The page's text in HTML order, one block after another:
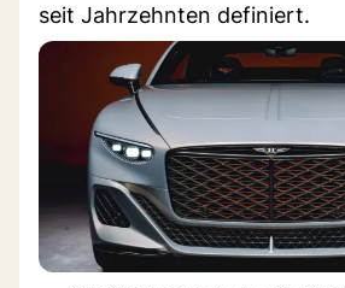
seit Jahrzehnten definiert.